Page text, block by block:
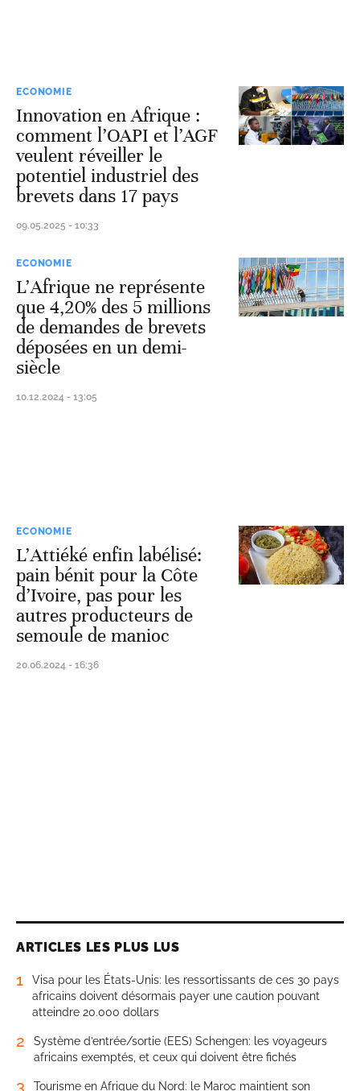
ECONOMIE
Innovation en Afrique :
comment l’OAPI et l’AGF
veulent réveiller le
potentiel industriel des
brevets dans 17 pays
09.05.2025 - 10:33
ECONOMIE
L’Afrique ne représente
que 4,20% des 5 millions
de demandes de brevets
déposées en un demi-
siècle
10.12.2024 - 13:05
ECONOMIE
L’Attiéké enfin labélisé:
pain bénit pour la Côte
d’Ivoire, pas pour les
autres producteurs de
semoule de manioc
20.06.2024 - 16:36
ARTICLES LES PLUS LUS
1
Visa pour les États-Unis: les ressortissants de ces 30 pays
africains doivent désormais payer une caution pouvant
atteindre 20.000 dollars
2
Système d’entrée/sortie (EES) Schengen: les voyageurs
africains exemptés, et ceux qui doivent être fichés
3 Tourisme en Afrique du Nord: le Maroc maintient son